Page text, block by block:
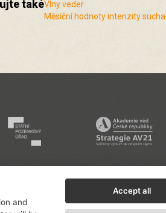
takéVlny veder
Měsíční hodnoty intenzity sucha
and
Accept all